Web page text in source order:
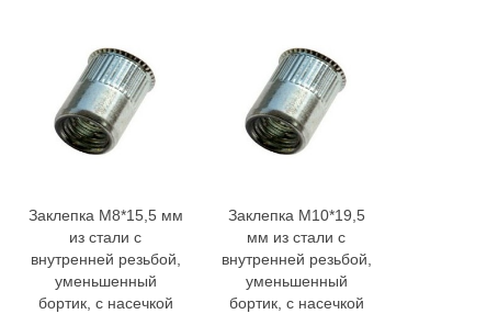
Заклепка M8*15,5 мм
из стали с
внутренней резьбой,
уменьшенный
бортик, с насечкой
Заклепка M10*19,5
мм из стали с
внутренней резьбой,
уменьшенный
бортик, с насечкой